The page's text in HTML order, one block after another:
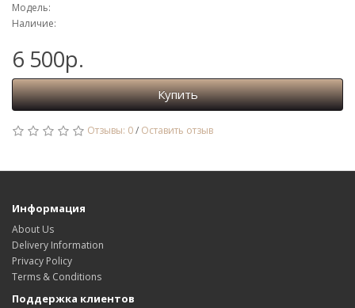
Модель:
Наличие:
6 500р.
Купить
Отзывы: 0/ Оставить отзыв
Информация
About Us
Delivery Information
Privacy Policy
Terms & Conditions
Поддержка клиентов